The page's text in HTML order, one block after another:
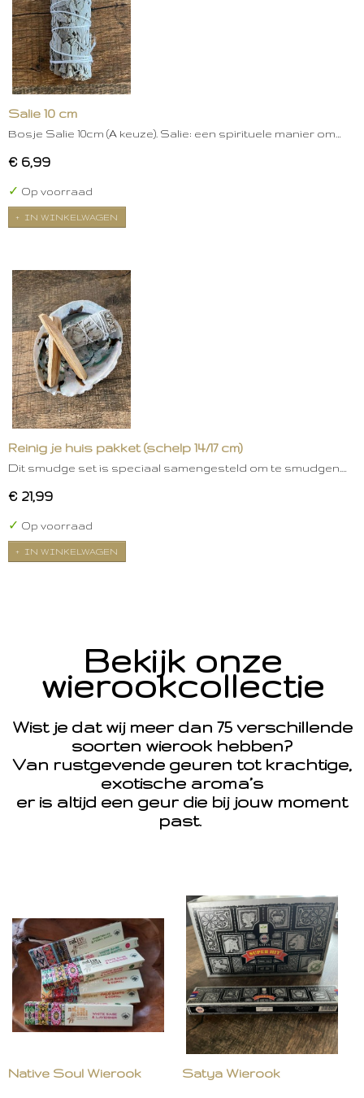
Salie 10 cm
Bosje Salie 10cm (A keuze). Salie: een spirituele manier om…
€ 6,99
✓ Op voorraad
IN WINKELWAGEN
Reinig je huis pakket (schelp 14/17 cm)
Dit smudge set is speciaal samengesteld om te smudgen.…
€ 21,99
✓ Op voorraad
IN WINKELWAGEN
Bekijk onze
wierookcollectie
Wist je dat wij meer dan 75 verschillende
soorten wierook hebben?
Van rustgevende geuren tot krachtige,
exotische aroma’s
er is altijd een geur die bij jouw moment
past.
Native Soul Wierook Satya Wierook